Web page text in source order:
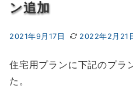
ン追加
2021年9月17日 2022年2月21
住宅用プランに下記のプラ
た。